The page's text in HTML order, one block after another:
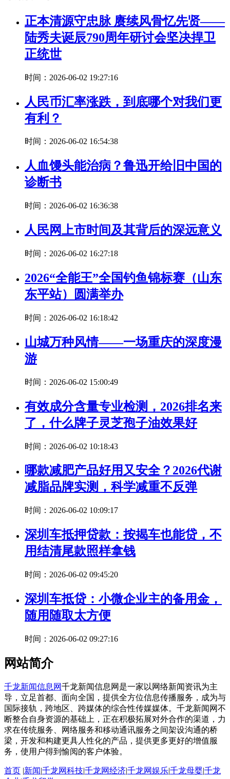
正本清源守忠脉 赓续风骨忆先贤——
陆秀夫诞辰790周年研讨会坚决捍卫
正统世
时间：2026-06-02 19:27:16
人民币汇率涨跌，到底哪个对我们更
有利？
时间：2026-06-02 16:54:38
人血馒头能治病？鲁迅开给旧中国的
诊断书
时间：2026-06-02 16:36:38
人民网上市时间及其背后的深远意义
时间：2026-06-02 16:27:18
2026“全能王”全国钓鱼锦标赛（山东
东平站）圆满举办
时间：2026-06-02 16:18:42
山城万种风情——一场重庆的深度漫
游
时间：2026-06-02 15:00:49
有效成分含量专业检测，2026排名来
了，什么牌子灵芝孢子油效果好
时间：2026-06-02 10:18:43
哪款减肥产品好用又安全？2026代谢
减脂品牌实测，科学减重不反弹
时间：2026-06-02 10:09:17
深圳车抵押贷款：按揭车也能贷，不
用结清尾款照样拿钱
时间：2026-06-02 09:45:20
深圳车抵贷：小微企业主的备用金，
随用随取太方便
时间：2026-06-02 09:27:16
网站简介
千龙新闻信息网千龙新闻信息网是一家以网络新闻资讯为主
导，立足首都、面向全国，提供全方位信息传播服务，成为与
国际接轨，跨地区、跨媒体的综合性传媒媒体。千龙新闻网不
断整合自身资源的基础上，正在积极拓展对外合作的渠道，力
求在传统服务、网络服务和移动通讯服务之间架设沟通的桥
梁，开发和构建更具人性化的产品，提供更多更好的增值服
务，使用户得到愉阅的客户体验。
首页 |新闻|千龙网科技|千龙网经济|千龙网娱乐|千龙母婴|千龙